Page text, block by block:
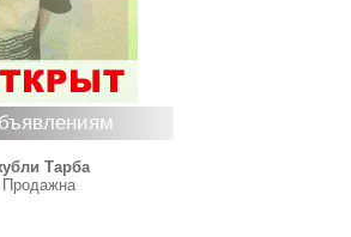
Тарба
Продажна